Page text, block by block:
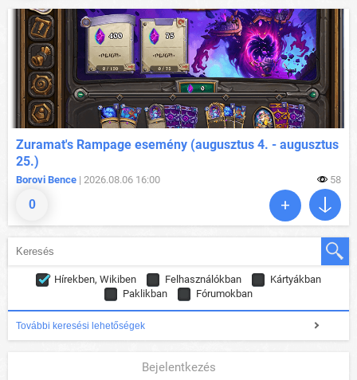
0
Zuramat's Rampage esemény (augusztus 4. - augusztus
25.)
Borovi Bence | 2026.08.06 16:00 58
Hírekben, Wikiben Felhasználókban
Kártyákban
Paklikban
Fórumokban
További keresési lehetőségek
Bejelentkezés